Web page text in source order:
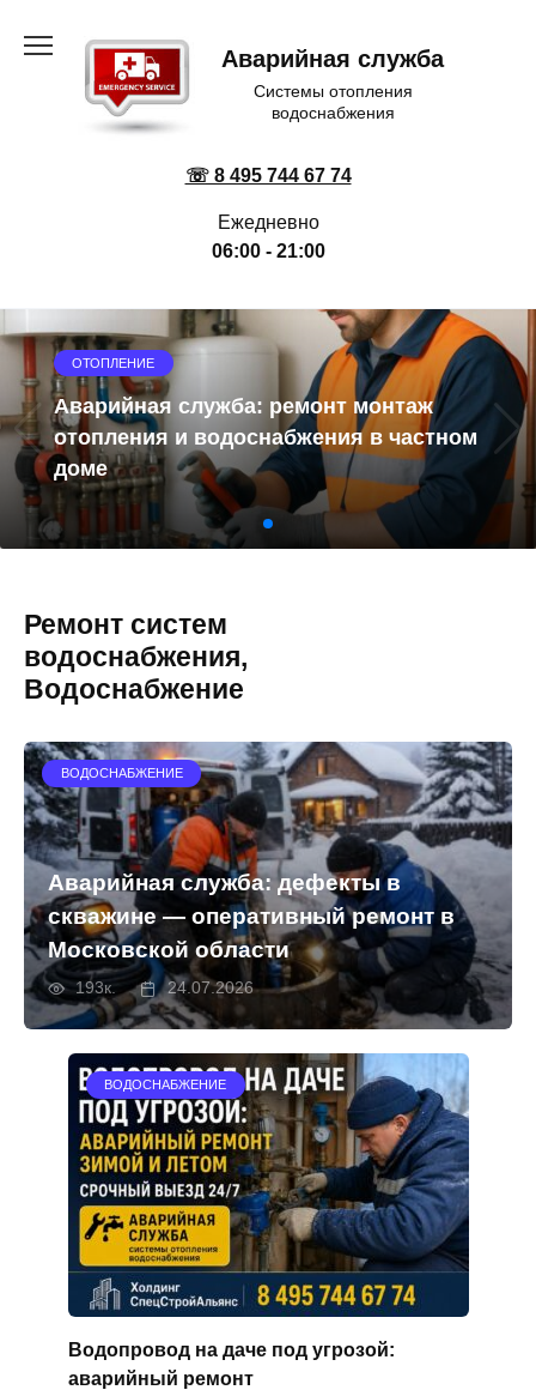
содержанию
Аварийная служба
Системы отопления
водоснабжения
☏ 8 495 744 67 74
Ежедневно
06:00 - 21:00
ОТОПЛЕНИЕ
Аварийная служба: ремонт монтаж
отопления и водоснабжения в частном
доме
Ремонт систем
водоснабжения,
Водоснабжение
ВОДОСНАБЖЕНИЕ
Аварийная служба: дефекты в
скважине — оперативный ремонт в
Московской области
193к. 24.07.2026
ВОДОСНАБЖЕНИЕ
Водопровод на даче под угрозой:
аварийный ремонт